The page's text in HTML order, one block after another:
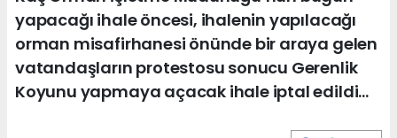
yapacağı ihale öncesi, ihalenin yapılacağı
orman misafirhanesi önünde bir araya gelen
vatandaşların protestosu sonucu Gerenlik
Koyunu yapmaya açacak ihale iptal edildi…